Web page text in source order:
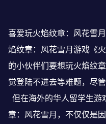
喜爱玩火焰纹章：风花雪
焰纹章：风花雪月游戏《
的小伙伴们要想玩火焰纹
觉登陆不进去等难题，尽
但在海外的华人留学生游
章：风花雪月，不仅仅是